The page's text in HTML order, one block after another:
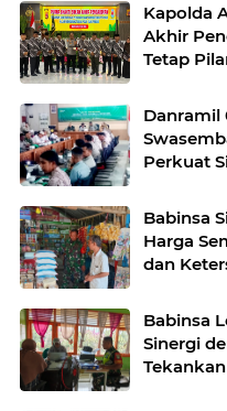
Kapolda
Akhir
Tetap
Danramil
Perkuat
Babinsa
Harga
dan
Babinsa
Sinergi